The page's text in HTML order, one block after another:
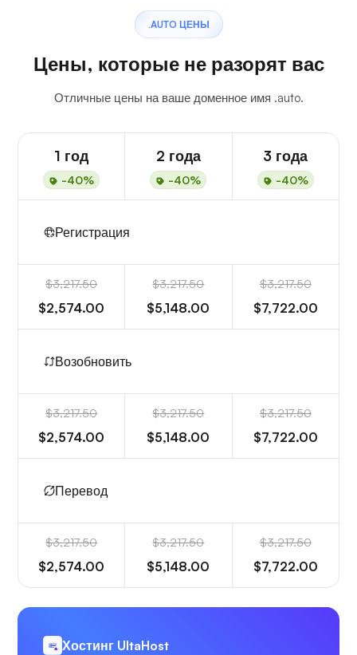
.AUTO ЦЕНЫ
Цены, которые не разорят вас
Отличные цены на ваше доменное имя .auto.
1 год
-40%
2 года
-40%
3 года
-40%
Регистрация
$3,217.50
$2,574.00
$3,217.50
$5,148.00
$3,217.50
$7,722.00
Возобновить
$3,217.50
$2,574.00
$3,217.50
$5,148.00
$3,217.50
$7,722.00
Перевод
$3,217.50
$2,574.00
$3,217.50
$5,148.00
$3,217.50
$7,722.00
Хостинг UltaHost